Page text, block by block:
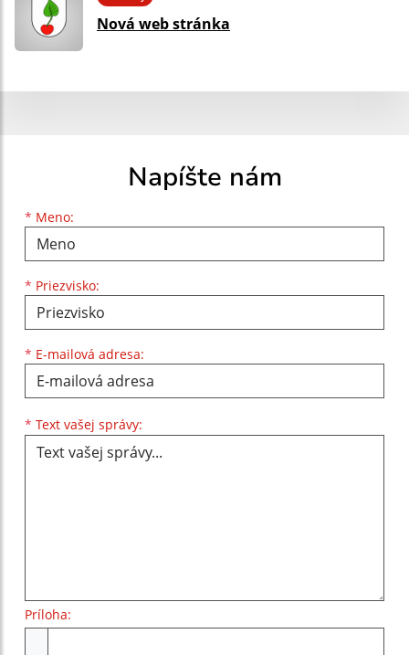
Nová web stránka
Napíšte nám
* Meno:
Meno
* Priezvisko:
Priezvisko
* E-mailová adresa:
E-mailová adresa
* Text vašej správy:
Príloha: